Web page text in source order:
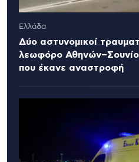
Ελλάδα
Δύο αστυνομικοί
λεωφόρο
που έκανε αναστροφή